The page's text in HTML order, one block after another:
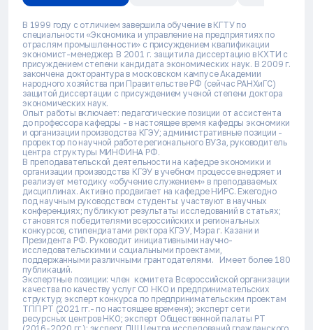
В 1999 году с отличием завершила обучение в КГТУ по
специальности «Экономика и управление на предприятиях по
отраслям промышленности» с присуждением квалификации
экономист-менеджер. В 2001 г. защитила диссертацию в КХТИ с
присуждением степени кандидата экономических наук. В 2009 г.
закончена докторантура в московском кампусе Академии
народного хозяйства при Правительстве РФ (сейчас РАНХиГС)
защитой диссертации с присуждением ученой степени доктора
экономических наук.
Опыт работы включает: педагогические позиции от ассистента
до профессора кафедры - в настоящее время кафедры экономики
и организации производства КГЭУ; административные позиции -
проректор по научной работе регионального ВУЗа, руководитель
центра структуры МИНФИНА РФ.
В преподавательской деятельности на кафедре экономики и
организации производства КГЭУ в учебном процессе внедряет и
реализует методику «обучение служением» в преподаваемых
дисциплинах. Активно продвигает на кафедре НИРС. Ежегодно
под научным руководством студенты: участвуют в научных
конференциях; публикуют результаты исследований в статьях;
становятся победителями всероссийских и региональных
конкурсов, стипендиатами ректора КГЭУ, Мэра г. Казани и
Президента РФ. Руководит инициативными научно-
исследовательскими и социальными проектами,
поддержанными различными грантодателями. Имеет более 180
публикаций.
Экспертные позиции: член комитета Всероссийской организации
качества по качеству услуг СО НКО и предпринимательских
структур; эксперт конкурса по предпринимательским проектам
ТПП РТ (2021 гг.- по настоящее временя); эксперт сети
ресурсных центров НКО; эксперт Общественной палаты РТ